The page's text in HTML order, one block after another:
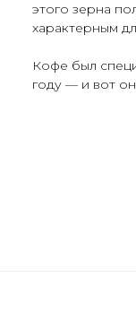
этого зерна
характерным
Кофе был
году — и вот